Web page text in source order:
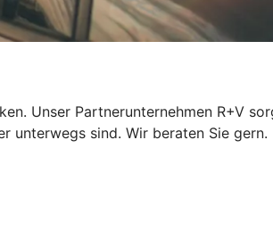
Unser Partnerunternehmen R+V
unterwegs sind. Wir beraten Sie gern.